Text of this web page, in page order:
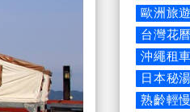
歐洲旅遊
台灣花曆
沖繩租
日本秘
熟齡輕